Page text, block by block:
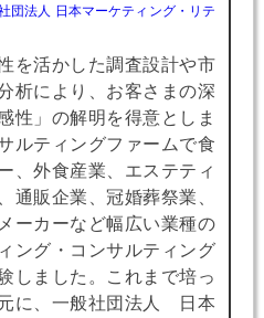
団法人 日本マーケティング・リテ
を活かした調査設計や市
析により、お客さまの深
性」の解明を得意としま
ルティングファームで食
、外食産業、エステティ
通販企業、冠婚葬祭業、
ーカーなど幅広い業種の
ング・コンサルティング
しました。これまで培っ
に、一般社団法人 日本